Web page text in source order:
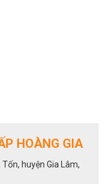
HOÀNG GIA
huyện Gia Lâm,